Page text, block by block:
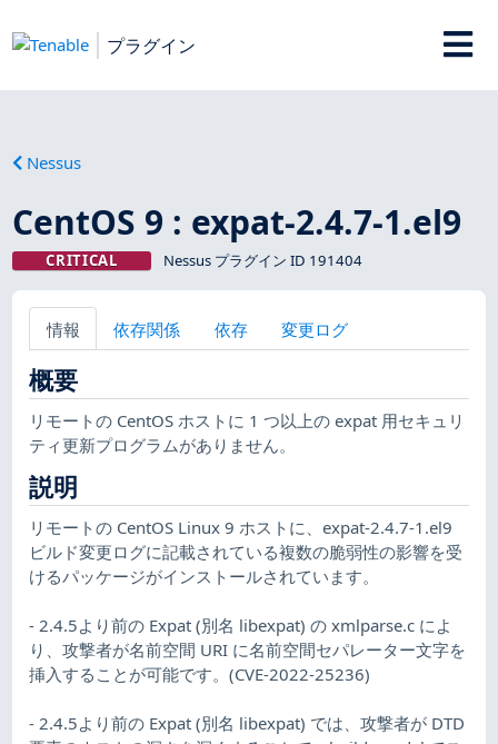
プラグイン
Nessus
CentOS 9 : expat-2.4.7-1.el9
CRITICAL Nessus プラグイン ID 191404
情報 依存関係 依存 変更ログ
概要
リモートの CentOS ホストに 1 つ以上の expat 用セキュリ
ティ更新プログラムがありません。
説明
リモートの CentOS Linux 9 ホストに、expat-2.4.7-1.el9
ビルド変更ログに記載されている複数の脆弱性の影響を受
けるパッケージがインストールされています。
- 2.4.5より前の Expat (別名 libexpat) の xmlparse.c によ
り、攻撃者が名前空間 URI に名前空間セパレーター文字を
挿入することが可能です。(CVE-2022-25236)
- 2.4.5より前の Expat (別名 libexpat) では、攻撃者が DTD